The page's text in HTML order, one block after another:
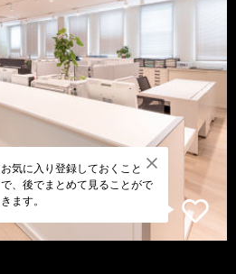
お気に入り登録しておくこと
で、後でまとめて見ることがで
きます。